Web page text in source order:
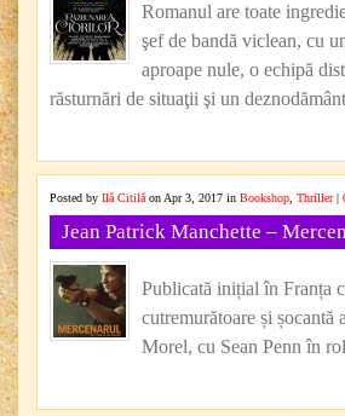
Romanul are toate
şef de bandă viclean, cu
aproape nule, o echipă
răsturnări de situaţii şi un
Posted by Ilă Citilă on Apr 3, 2017 in Bookshop Thriller|
Jean Patrick Manchette –
Publicată inițial în Franța
cutremurătoare și
Morel, cu Sean Penn în